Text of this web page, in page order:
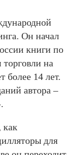
Он начал
книги по
на
более 14 лет.
автора –
как
для